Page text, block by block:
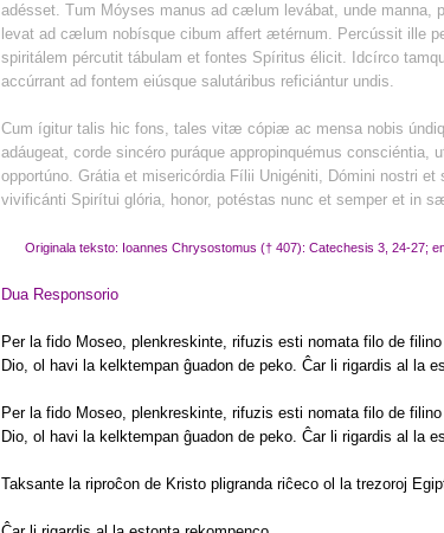
adésset. Tum Móyses manus ad cælum levábat, unde manna,
levat ad cælum nobísque cibum affert ætérnum. Percússit ille
spiritálem pércutit tábulam et fontes Spíritus élicit. Idcírco
accúrrant ad fontem eiúsque salutáribus reficiántur undis.
Cum ígitur talis hic fons, tales vitæ cópiæ ac mensa nobis
adáugeat, corde sincéro puráque appropinquémus consciéntia,
opportúno. Grátia et misericórdia Fílii Unigéniti, Dómini nostri
vivificánti Spirítui glória, honor, potéstas nunc et semper et in
Originala teksto: Ioannes Chrysostomus († 407): Catechesis 3, 24-27;
Dua Responsorio
Per la fido Moseo, plenkreskinte, rifuzis esti nomata filo de
Dio, ol havi la kelktempan ĝuadon de peko. Ĉar li rigardis al la
Per la fido Moseo, plenkreskinte, rifuzis esti nomata filo de
Dio, ol havi la kelktempan ĝuadon de peko. Ĉar li rigardis al la
Taksante la riproĉon de Kristo pligranda riĉeco ol la trezoroj